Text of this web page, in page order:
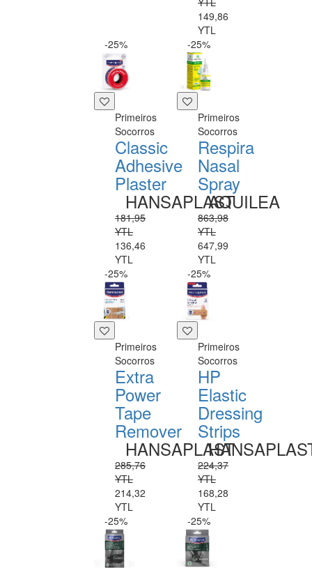
149,86
YTL
-25%
Primeiros
Socorros
Classic
Adhesive
Plaster
HANSAPLAST
181,95
YTL
136,46
YTL
-25%
Primeiros
Socorros
Respira
Nasal
Spray
AQUILEA
863,98
YTL
647,99
YTL
-25%
Primeiros
Socorros
Extra
Power
Tape
Remover
HANSAPLAST
285,76
YTL
214,32
YTL
-25%
Primeiros
Socorros
HP
Elastic
Dressing
Strips
224,37
YTL
168,28
YTL
-25%
-25%